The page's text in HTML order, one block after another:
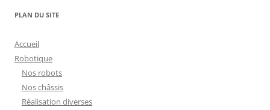
PLAN DU SITE
Accueil
Robotique
Nos robots
Nos châssis
Réalisation diverses